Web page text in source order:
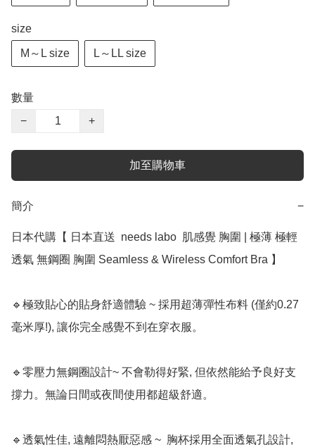
size
M～L size L～LL size
數量
−
+
加至購物車
簡介 −
日本代購【 日本直送  needs labo  肌感覺 胸圍 | 極薄 極輕
透氣 無鋼圈 胸圍 Seamless & Wireless Comfort Bra 】
🔹極致貼心的貼身舒適體驗 ~ 採用超薄彈性布料 (僅約0.27
毫米厚!), 讓你完全感覺不到在穿衣服。
🔹零壓力無鋼圈設計~ 不會勒得好緊, 但依然能給予良好支
撐力。無論日間或夜間使用都超級舒適。
🔹透氣性佳, 遠離悶熱厭惡感 ~  胸杯採用全面透氣孔設計,